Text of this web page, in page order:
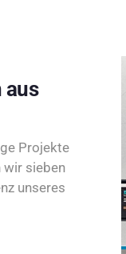
aus
Projekte
wir sieben
unseres